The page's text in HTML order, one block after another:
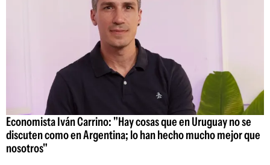
Economista Iván Carrino: "Hay cosas que en Uruguay no se
discuten como en Argentina; lo han hecho mucho mejor que
nosotros"